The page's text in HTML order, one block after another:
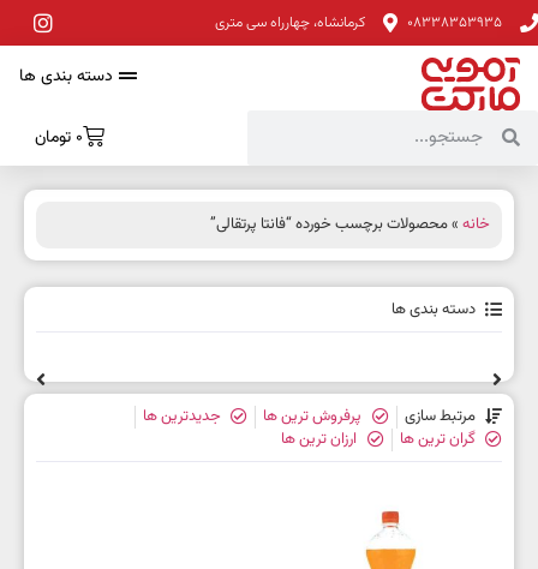
08338353935 کرمانشاه، چهارراه سی متری
دسته بندی ها
0 تومان
خانه » محصولات برچسب خورده “فانتا پرتقالی”
دسته بندی ها
مرتبط سازی پرفروش ترین ها
جدیدترین ها
گران ترین ها
ارزان ترین ها